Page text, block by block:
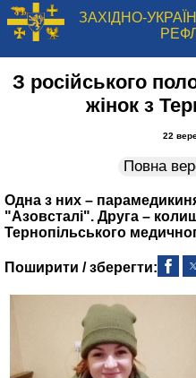
ЗАХІДНО-
З російського
жінок з
22
Повна
Одна з них –
"Азовсталі". Друга –
Тернопільського
Поширити / зберегти: